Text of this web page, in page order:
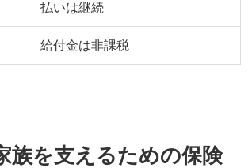
払いは継続
給付金は非課税
族を支えるための保険